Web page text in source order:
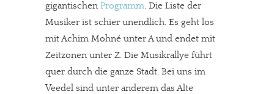
gigantischen Programm. Die Liste der
Musiker ist schier unendlich. Es geht los
mit Achim Mohné unter A und endet mit
Zeitzonen unter Z. Die Musikrallye führt
quer durch die ganze Stadt. Bei uns im
Veedel sind unter anderem das Alte